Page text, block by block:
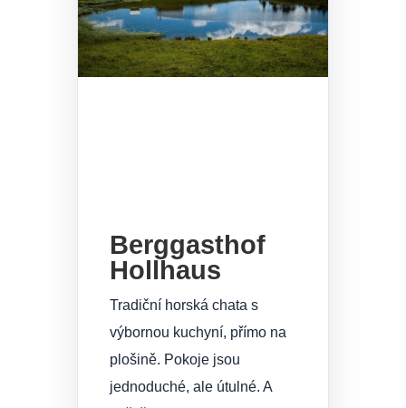
Berggasthof
Hollhaus
Tradiční horská chata s
výbornou kuchyní, přímo na
plošině. Pokoje jsou
jednoduché, ale útulné. A